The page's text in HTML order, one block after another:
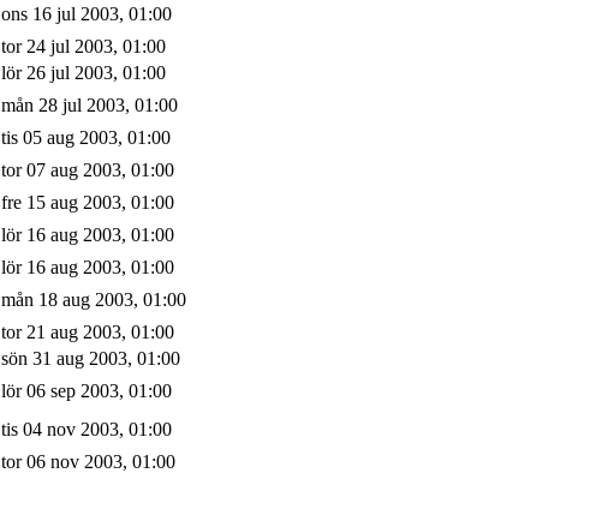
ons 16 jul 2003, 01:00
tor 24 jul 2003, 01:00
lör 26 jul 2003, 01:00
mån 28 jul 2003, 01:00
tis 05 aug 2003, 01:00
tor 07 aug 2003, 01:00
fre 15 aug 2003, 01:00
lör 16 aug 2003, 01:00
lör 16 aug 2003, 01:00
mån 18 aug 2003, 01:00
tor 21 aug 2003, 01:00
sön 31 aug 2003, 01:00
lör 06 sep 2003, 01:00
tis 04 nov 2003, 01:00
tor 06 nov 2003, 01:00